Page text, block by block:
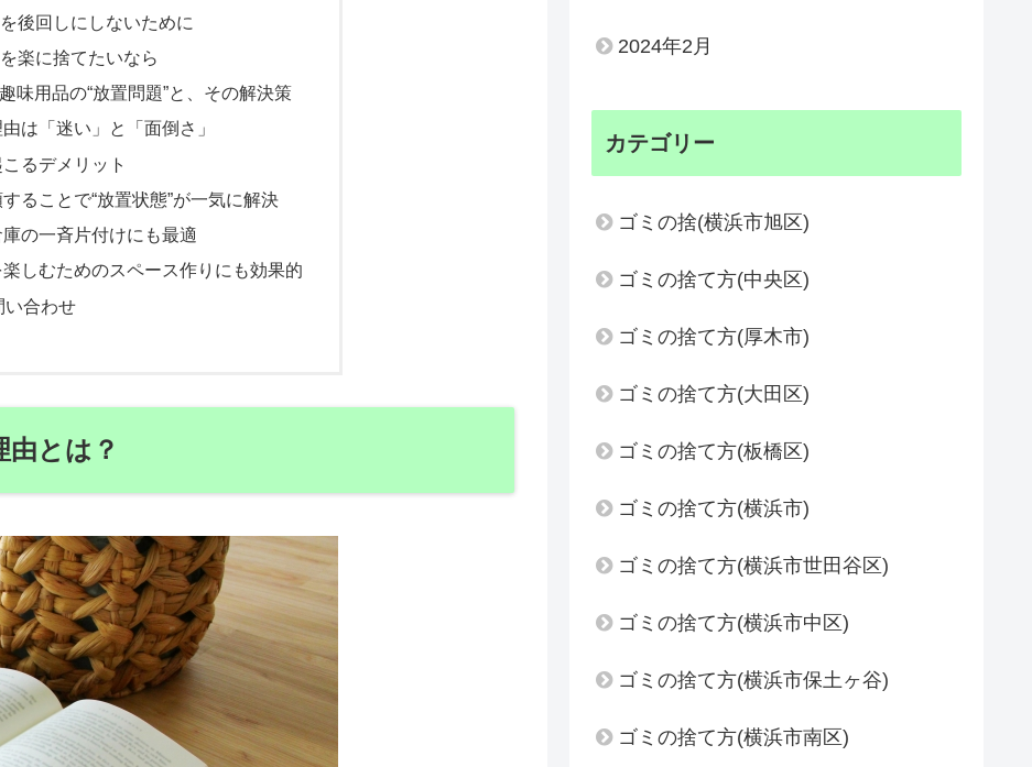
後回しにしないために
楽に捨てたいなら
味用品の“放置問題”と、その解決策
は「迷い」と「面倒さ」
るデメリット
ることで“放置状態”が一気に解決
の一斉片付けにも最適
しむためのスペース作りにも効果的
い合わせ
由とは？
2024年2月
カテゴリー
ゴミの捨(横浜市旭区)
ゴミの捨て方(中央区)
ゴミの捨て方(厚木市)
ゴミの捨て方(大田区)
ゴミの捨て方(板橋区)
ゴミの捨て方(横浜市)
ゴミの捨て方(横浜市世田谷区)
ゴミの捨て方(横浜市中区)
ゴミの捨て方(横浜市保土ヶ谷)
ゴミの捨て方(横浜市南区)